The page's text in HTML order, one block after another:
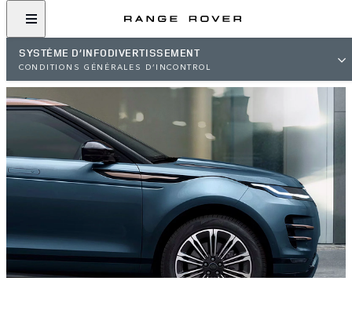
SYSTÈME D’INFODIVERTISSEMENT
CONDITIONS GÉNÉRALES D’INCONTROL